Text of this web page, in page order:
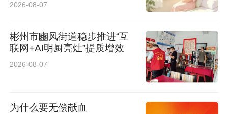
2026-08-07
彬州市豳风街道稳步推进“互
联网+AI明厨亮灶”提质增效
2026-08-07
为什么要无偿献血